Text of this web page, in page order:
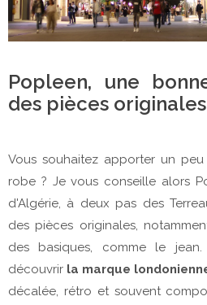
Popleen, une
des pièces originales
Vous souhaitez apporter un
robe ? Je vous conseille alors
d'Algérie, à deux pas des
des pièces originales,
des basiques, comme le
découvrir la marque
décalée, rétro et souvent